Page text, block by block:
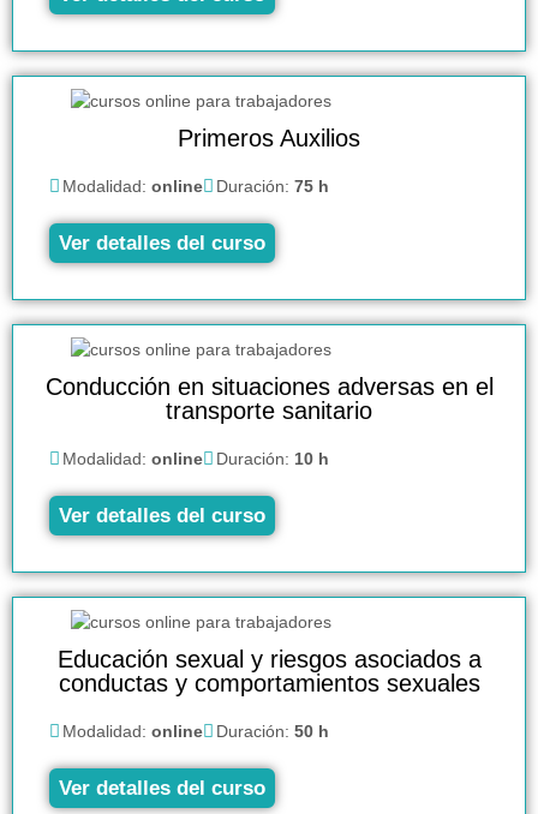
Primeros Auxilios
Modalidad: online Duración: 75 h
Ver detalles del curso
Conducción en situaciones adversas en el
transporte sanitario
Modalidad: online Duración: 10 h
Ver detalles del curso
Educación sexual y riesgos asociados a
conductas y comportamientos sexuales
Modalidad: online Duración: 50 h
Ver detalles del curso